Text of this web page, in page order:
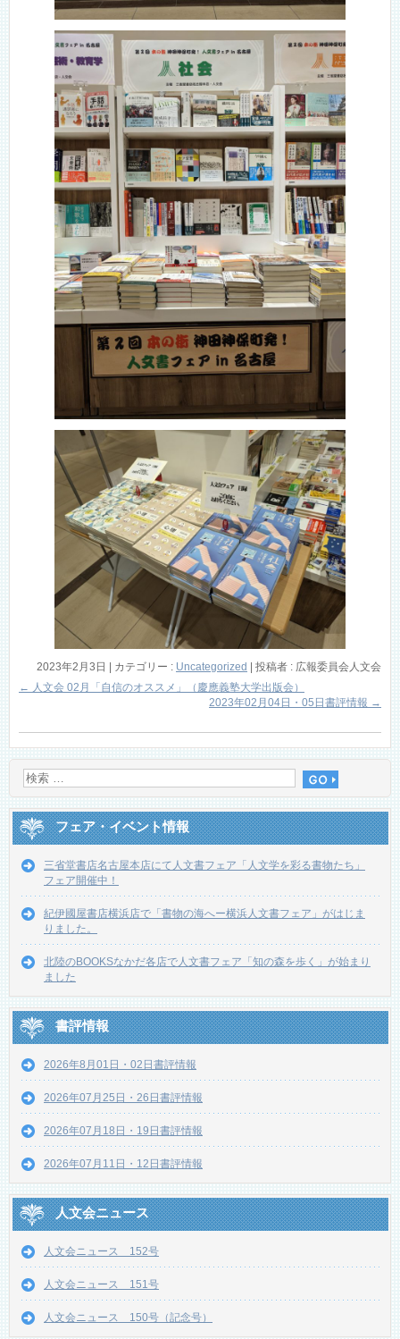
2023年2月3日 カテゴリー : Uncategorized
投稿者 : 広報委員会人文会
← 人文会 02月「自信のオススメ」（慶應義塾大学出版会）
2023年02月04日・05日書評情報 →
フェア・イベント情報
三省堂書店名古屋本店にて人文書フェア「人文学を彩る書物たち」
フェア開催中！
紀伊國屋書店横浜店で「書物の海へー横浜人文書フェア」がはじま
りました。
北陸のBOOKSなかだ各店で人文書フェア「知の森を歩く」が始まり
ました
書評情報
2026年8月01日・02日書評情報
2026年07月25日・26日書評情報
2026年07月18日・19日書評情報
2026年07月11日・12日書評情報
人文会ニュース
人文会ニュース 152号
人文会ニュース 151号
人文会ニュース 150号（記念号）